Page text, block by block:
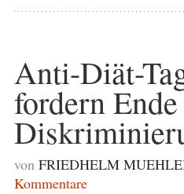
Anti-Diät-
fordern
von FRIEDHELM
Kommentare